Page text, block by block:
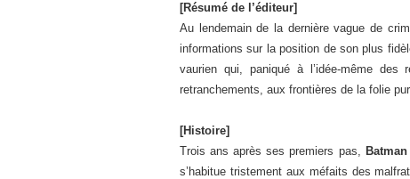
[Résumé de l’éditeur]
Au lendemain de la dernière vague de
informations sur la position de son plus
vaurien qui, paniqué à l’idée-même
retranchements, aux frontières de la folie
[Histoire]
Trois ans après ses premiers pas, Batman
s’habitue tristement aux méfaits des